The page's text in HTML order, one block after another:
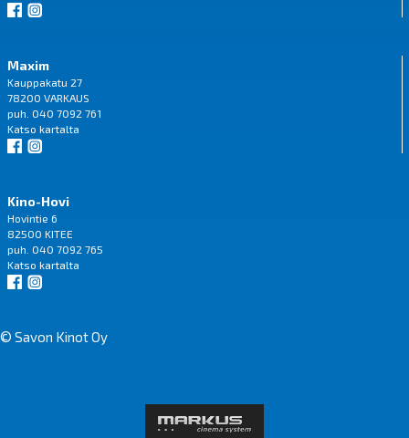
Maxim
Kauppakatu 27
78200 VARKAUS
puh. 040 7092 761
Katso kartalta
Kino-Hovi
Hovintie 6
82500 KITEE
puh. 040 7092 765
Katso kartalta
© Savon Kinot Oy